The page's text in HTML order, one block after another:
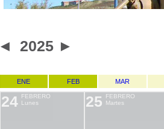
◄ 2025 ►
ENE FEB MAR
24
FEBRERO
Lunes
25
FEBRERO
Martes